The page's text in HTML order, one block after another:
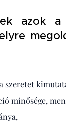
azok a
szeretet
minősége,